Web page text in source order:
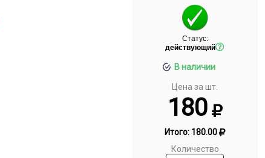
Статус:
действующий
В наличии
Цена за шт.
180
Итого: 180.00
Количество